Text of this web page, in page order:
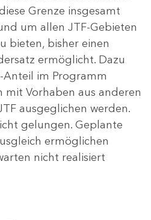
Grenze insgesamt
um allen JTF-Gebieten
bieten, bisher einen
ermöglicht. Dazu
Anteil im Programm
mit Vorhaben aus anderen
ausgeglichen werden.
gelungen. Geplante
ermöglichen
nicht realisiert